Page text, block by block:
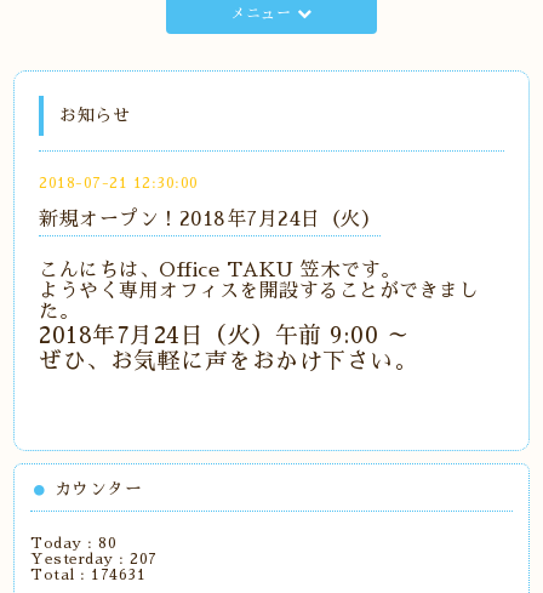
メニュー
お知らせ
2018-07-21 12:30:00
新規オープン！2018年7月24日（火）
こんにちは、Office TAKU 笠木です。
ようやく専用オフィスを開設することができまし
た。
2018年7月24日（火）午前 9:00 ～
ぜひ、お気軽に声をおかけ下さい。
カウンター
Today :80
Yesterday :207
Total : 174631